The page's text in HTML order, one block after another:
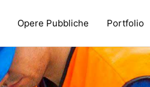
Opere Pubbliche Portfolio